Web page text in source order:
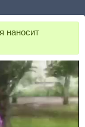
наносит